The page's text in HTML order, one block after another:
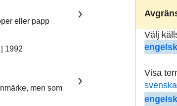
Välj
Visa
eller papp
1992
men som